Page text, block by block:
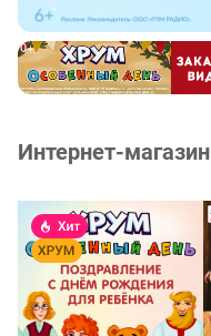
Интернет-магазин